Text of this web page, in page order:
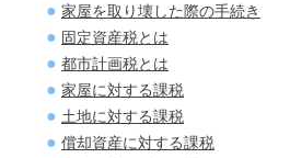
家屋を取り壊した際の手続き
固定資産税とは
都市計画税とは
家屋に対する課税
土地に対する課税
償却資産に対する課税